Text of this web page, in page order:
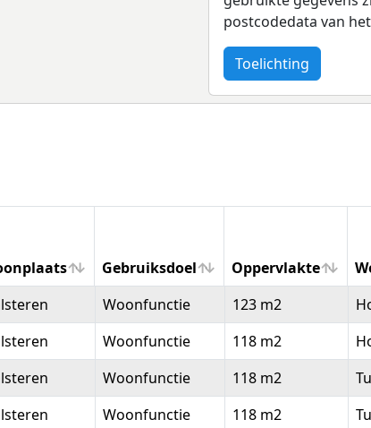
postcodedata van het
Toelichting
Gebruiksdoel Oppervlakte
Gebruiksdoel Oppervlakte
Woonfunctie 123 m2
Woonfunctie 118 m2
Woonfunctie 118 m2
Woonfunctie 118 m2